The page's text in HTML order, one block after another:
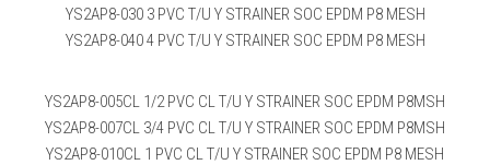
YS2AP8-030 3 PVC T/U Y STRAINER SOC EPDM P8 MESH
YS2AP8-040 4 PVC T/U Y STRAINER SOC EPDM P8 MESH
YS2AP8-005CL 1/2 PVC CL T/U Y STRAINER SOC EPDM P8MSH
YS2AP8-007CL 3/4 PVC CL T/U Y STRAINER SOC EPDM P8MSH
YS2AP8-010CL 1 PVC CL T/U Y STRAINER SOC EPDM P8 MESH